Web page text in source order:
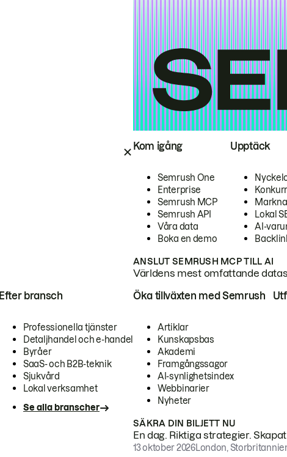
Kom igång
Semrush One
Enterprise
Semrush MCP
Semrush API
Våra data
Boka en demo
Upptäck
Lokal
AI-
ANSLUT SEMRUSH MCP TILL AI
Världens mest omfattande
Efter bransch
Professionella tjänster
Detaljhandel och e-handel
Byråer
SaaS- och B2B-teknik
Sjukvård
Lokal verksamhet
Se alla branscher
Öka tillväxten med Semrush
Artiklar
Kunskapsbas
Akademi
Framgångssagor
AI-synlighetsindex
Webbinarier
Nyheter
SÄKRA DIN BILJETT NU
En dag. Riktiga strategier.
13 oktober 2026London,